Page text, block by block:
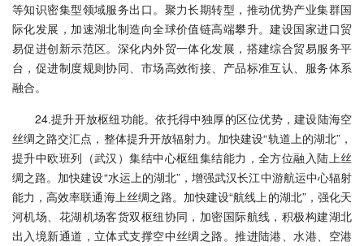
等知识密集型领域服务出口。聚力长期转型，推动优势产业集群国
际化发展，加速湖北制造向全球价值链高端攀升。建设国家进口贸
易促进创新示范区。深化内外贸一体化发展，搭建综合贸易服务平
台，促进制度规则协同、市场高效衔接、产品标准互认、服务体系
融合。
24.提升开放枢纽功能。依托得中独厚的区位优势，建设陆海空
丝绸之路交汇点，整体提升开放辐射力。加快建设“轨道上的湖北”，
提升中欧班列（武汉）集结中心枢纽集结能力，全方位融入陆上丝
绸之路。加快建设“水运上的湖北”，增强武汉长江中游航运中心辐射
能力，高效率联通海上丝绸之路。加快建设“航线上的湖北”，强化天
河机场、花湖机场客货双枢纽协同，加密国际航线，积极构建湖北
出入境新通道，立体式支撑空中丝绸之路。推进陆港、水港、空港